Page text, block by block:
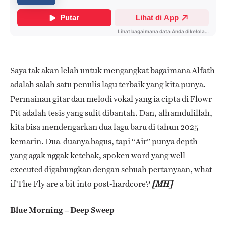
Saya tak akan lelah untuk mengangkat bagaimana Alfath
adalah salah satu penulis lagu terbaik yang kita punya.
Permainan gitar dan melodi vokal yang ia cipta di Flowr
Pit adalah tesis yang sulit dibantah. Dan, alhamdulillah,
kita bisa mendengarkan dua lagu baru di tahun 2025
kemarin.Dua-duanya bagus, tapi “Air” punya depth
yang agak nggak ketebak, spoken word yang well-
executed digabungkan dengan sebuah pertanyaan, what
if The Fly are a bit into post-hardcore? [MH]
Blue Morning – Deep Sweep